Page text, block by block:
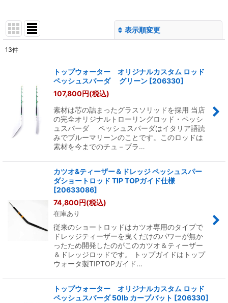
表示順変更
並び順 :
絞り込む
13件
トップウォーター オリジナルカスタム ロッド
ペッシュスパーダ グリーン [206330]
107,800円(税込)
素材は芯の詰まったグラスソリッドを採用 当店
の完全オリジナルトローリングロッド・ペッシ
ュスパーダ ペッシュスパーダはイタリア語読
みでブルーマリーンのことです。このロッドは
素材を今までのチュ－ブラ…
カツオ&ティーザー＆ドレッジ ペッシュスパー
ダショートロッド TIP TOPガイド仕様
[20633086]
74,800円(税込)
在庫あり
従来のショートロッドはカツオ専用のタイプで
ドレッジティーザーを曳くだけのパワーが無か
ったため開発したのがこのカツオ＆ティーザー
＆ドレッジロッドです。 トップガイドはトップ
ウォータ製TIPTOPガイド…
トップウォーター オリジナルカスタム ロッド
ペッシュスパーダ 50lb カーブバット [206330]